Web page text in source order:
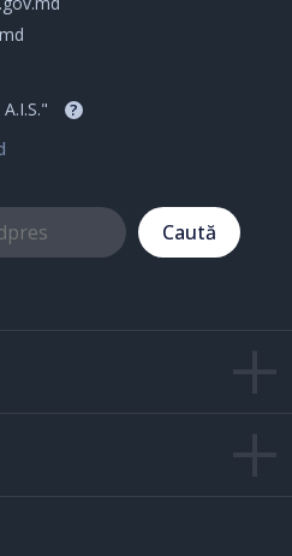
?
Caută